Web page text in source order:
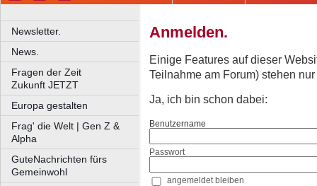
Newsletter.
News.
Fragen der Zeit
Zukunft JETZT
Europa gestalten
Frag' die Welt | Gen Z &
Alpha
GuteNachrichten fürs
Gemeinwohl
Anmelden.
Einige Features auf dieser
Teilnahme am Forum) stehen
Ja, ich bin schon dabei:
Benutzername
Passwort
angemeldet bleiben